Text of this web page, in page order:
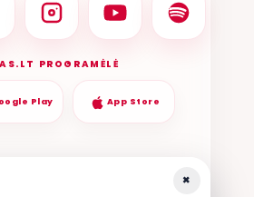
PROGRAMĖLĖ
Play App Store
×